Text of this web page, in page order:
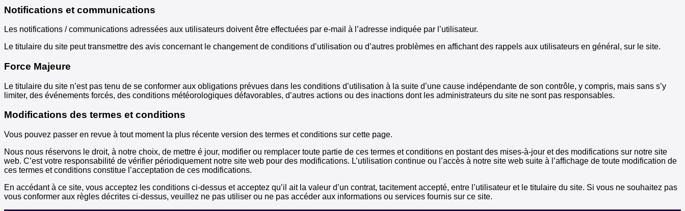
Notifications et communications
Les notifications / communications adressées aux utilisateurs doivent être effectuées par e-mail à l’adresse indiquée par l’utilisateur.
Le titulaire du site peut transmettre des avis concernant le changement de conditions d’utilisation ou d’autres problèmes en affichant des rappels aux utilisateurs en général, sur le site.
Force Majeure
Le titulaire du site n’est pas tenu de se conformer aux obligations prévues dans les conditions d’utilisation à la suite d’une cause indépendante de son contrôle, y compris, mais sans s’y
limiter, des événements forcés, des conditions météorologiques défavorables, d’autres actions ou des inactions dont les administrateurs du site ne sont pas responsables.
Modifications des termes et conditions
Vous pouvez passer en revue à tout moment la plus récente version des termes et conditions sur cette page.
Nous nous réservons le droit, à notre choix, de mettre é jour, modifier ou remplacer toute partie de ces termes et conditions en postant des mises-à-jour et des modifications sur notre site
web. C’est votre responsabilité de vérifier périodiquement notre site web pour des modifications. L’utilisation continue ou l’accès à notre site web suite à l’affichage de toute modification de
ces termes et conditions constitue l’acceptation de ces modifications.
En accédant à ce site, vous acceptez les conditions ci-dessus et acceptez qu’il ait la valeur d’un contrat, tacitement accepté, entre l’utilisateur et le titulaire du site. Si vous ne souhaitez pas
vous conformer aux règles décrites ci-dessus, veuillez ne pas utiliser ou ne pas accéder aux informations ou services fournis sur ce site.